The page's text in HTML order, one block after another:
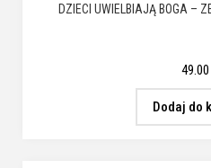
DZIECI UWIELBIAJĄ BOGA –
49.00
Dodaj do